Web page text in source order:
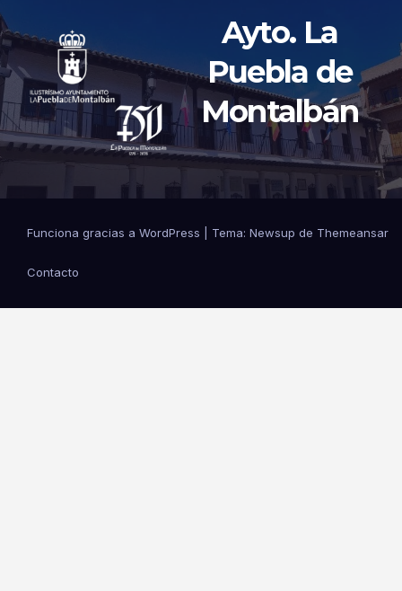
Ayto. La
Puebla de
Montalbán
Funciona gracias a WordPress Tema: Newsup de Themeansar
Contacto